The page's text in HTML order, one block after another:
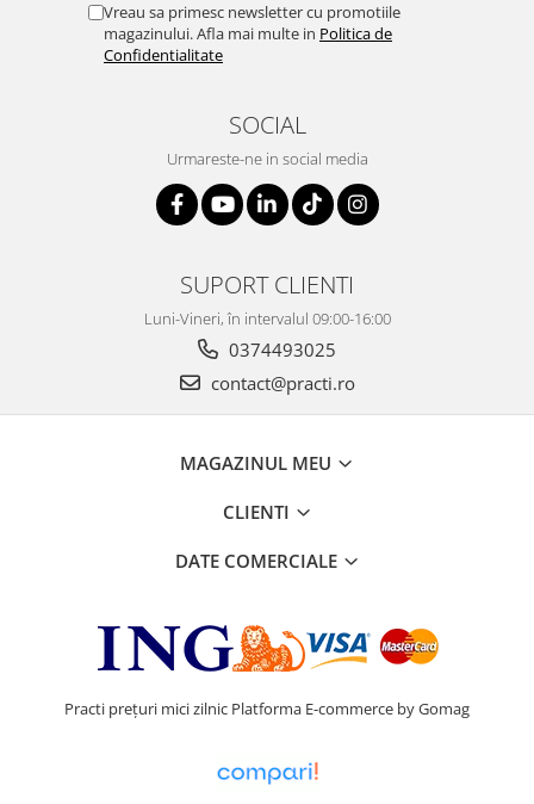
Vreau sa primesc newsletter cu promotiile
magazinului. Afla mai multe in Politica de
Confidentialitate
SOCIAL
Urmareste-ne in social media
SUPORT CLIENTI
Luni-Vineri, în intervalul 09:00-16:00
0374493025
contact@practi.ro
MAGAZINUL MEU
CLIENTI
DATE COMERCIALE
Practi prețuri mici zilnic Platforma E-commerce by Gomag